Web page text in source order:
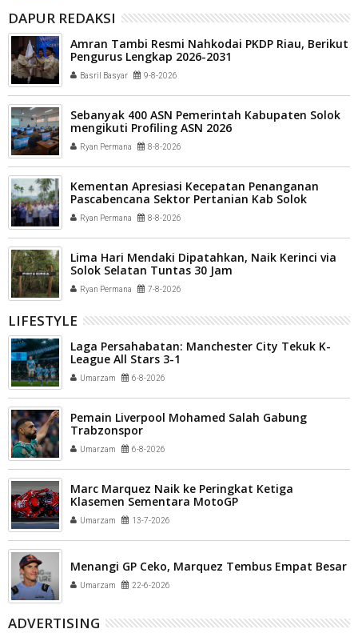
DAPUR REDAKSI
Amran Tambi Resmi Nahkodai PKDP Riau, Berikut
Pengurus Lengkap 2026-2031
Basril Basyar 9-8-2026
Sebanyak 400 ASN Pemerintah Kabupaten Solok
mengikuti Profiling ASN 2026
Ryan Permana 8-8-2026
Kementan Apresiasi Kecepatan Penanganan
Pascabencana Sektor Pertanian Kab Solok
Ryan Permana 8-8-2026
Lima Hari Mendaki Dipatahkan, Naik Kerinci via
Solok Selatan Tuntas 30 Jam
Ryan Permana 7-8-2026
LIFESTYLE
Laga Persahabatan: Manchester City Tekuk K-
League All Stars 3-1
Umarzam 6-8-2026
Pemain Liverpool Mohamed Salah Gabung
Trabzonspor
Umarzam 6-8-2026
Marc Marquez Naik ke Peringkat Ketiga
Klasemen Sementara MotoGP
Umarzam 13-7-2026
Menangi GP Ceko, Marquez Tembus Empat Besar
Umarzam 22-6-2026
ADVERTISING